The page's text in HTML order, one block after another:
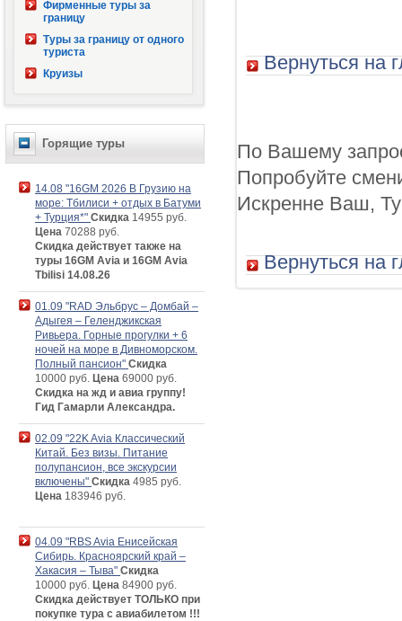
Вернуться на
По Вашему
Попробуйте
Искренне Ваш,
Вернуться на
Фирменные туры за
границу
Туры за границу от одного
туриста
Круизы
Горящие туры
14.08 "16GM 2026 В Грузию на
море: Тбилиси + отдых в Батуми
+ Турция*" Скидка 14955 руб.
Цена 70288 руб.
Скидка действует также на
туры 16GM Avia и 16GM Avia
Tbilisi 14.08.26
01.09 "RAD Эльбрус – Домбай –
Адыгея – Геленджикская
Ривьера. Горные прогулки + 6
ночей на море в Дивноморском.
Полный пансион" Скидка
10000 руб. Цена 69000 руб.
Скидка на жд и авиа группу!
Гид Гамарли Александра.
02.09 "22K Avia Классический
Китай. Без визы. Питание
полупансион, все экскурсии
включены" Скидка 4985 руб.
Цена 183946 руб.
04.09 "RBS Avia Енисейская
Сибирь. Красноярский край –
Хакасия – Тыва" Скидка
10000 руб. Цена 84900 руб.
Скидка действует ТОЛЬКО при
покупке тура с авиабилетом !!!